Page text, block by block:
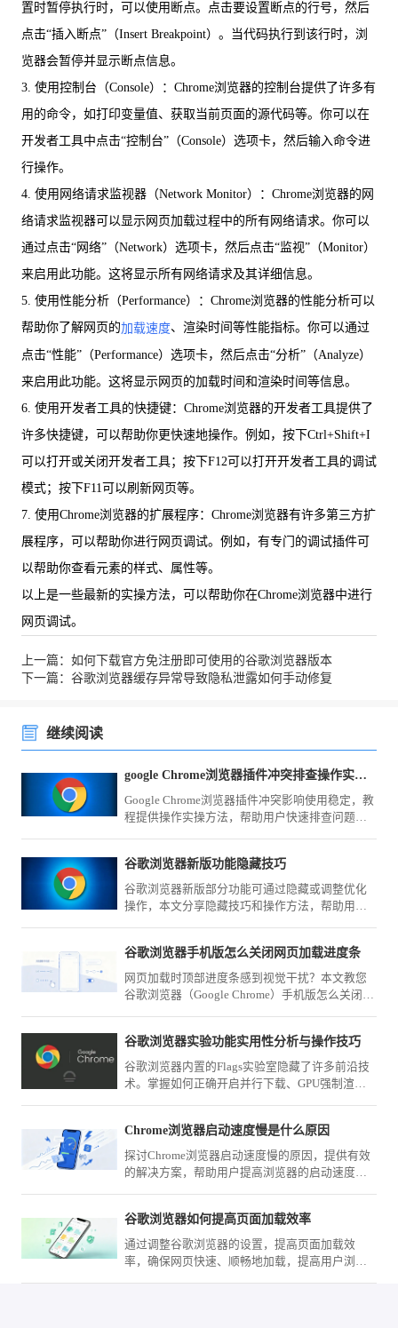
置时暂停执行时，可以使用断点。点击要设置断点的行号，然后
点击“插入断点”（Insert Breakpoint）。当代码执行到该行时，浏
览器会暂停并显示断点信息。
3. 使用控制台（Console）：Chrome浏览器的控制台提供了许多有
用的命令，如打印变量值、获取当前页面的源代码等。你可以在
开发者工具中点击“控制台”（Console）选项卡，然后输入命令进
行操作。
4. 使用网络请求监视器（Network Monitor）：Chrome浏览器的网
络请求监视器可以显示网页加载过程中的所有网络请求。你可以
通过点击“网络”（Network）选项卡，然后点击“监视”（Monitor）
来启用此功能。这将显示所有网络请求及其详细信息。
5. 使用性能分析（Performance）：Chrome浏览器的性能分析可以
帮助你了解网页的加载速度、渲染时间等性能指标。你可以通过
点击“性能”（Performance）选项卡，然后点击“分析”（Analyze）
来启用此功能。这将显示网页的加载时间和渲染时间等信息。
6. 使用开发者工具的快捷键：Chrome浏览器的开发者工具提供了
许多快捷键，可以帮助你更快速地操作。例如，按下Ctrl+Shift+I
可以打开或关闭开发者工具；按下F12可以打开开发者工具的调试
模式；按下F11可以刷新网页等。
7. 使用Chrome浏览器的扩展程序：Chrome浏览器有许多第三方扩
展程序，可以帮助你进行网页调试。例如，有专门的调试插件可
以帮助你查看元素的样式、属性等。
以上是一些最新的实操方法，可以帮助你在Chrome浏览器中进行
网页调试。
上一篇：如何下载官方免注册即可使用的谷歌浏览器版本
下一篇：谷歌浏览器缓存异常导致隐私泄露如何手动修复
继续阅读
google Chrome浏览器插件冲突排查操作实操方法
Google Chrome浏览器插件冲突影响使用稳定，教
程提供操作实操方法，帮助用户快速排查问题，
谷歌浏览器新版功能隐藏技巧
谷歌浏览器新版部分功能可通过隐藏或调整优化
操作，本文分享隐藏技巧和操作方法，帮助用户
谷歌浏览器手机版怎么关闭网页加载进度条
网页加载时顶部进度条感到视觉干扰？本文教您
谷歌浏览器（Google Chrome）手机版怎么关闭网
谷歌浏览器实验功能实用性分析与操作技巧
谷歌浏览器内置的Flags实验室隐藏了许多前沿技
术。掌握如何正确开启并行下载、GPU强制渲染
提升您的个性化浏览器操作上限与交互体验。
Chrome浏览器启动速度慢是什么原因
探讨Chrome浏览器启动速度慢的原因，提供有效
的解决方案，帮助用户提高浏览器的启动速度，
谷歌浏览器如何提高页面加载效率
通过调整谷歌浏览器的设置，提高页面加载效
率，确保网页快速、顺畅地加载，提高用户浏览